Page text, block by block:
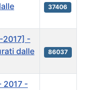
37406
2017] -
dalle
86037
2017 -